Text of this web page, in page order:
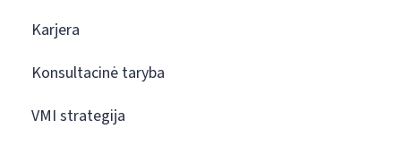
Karjera
Konsultacinė taryba
VMI strategija